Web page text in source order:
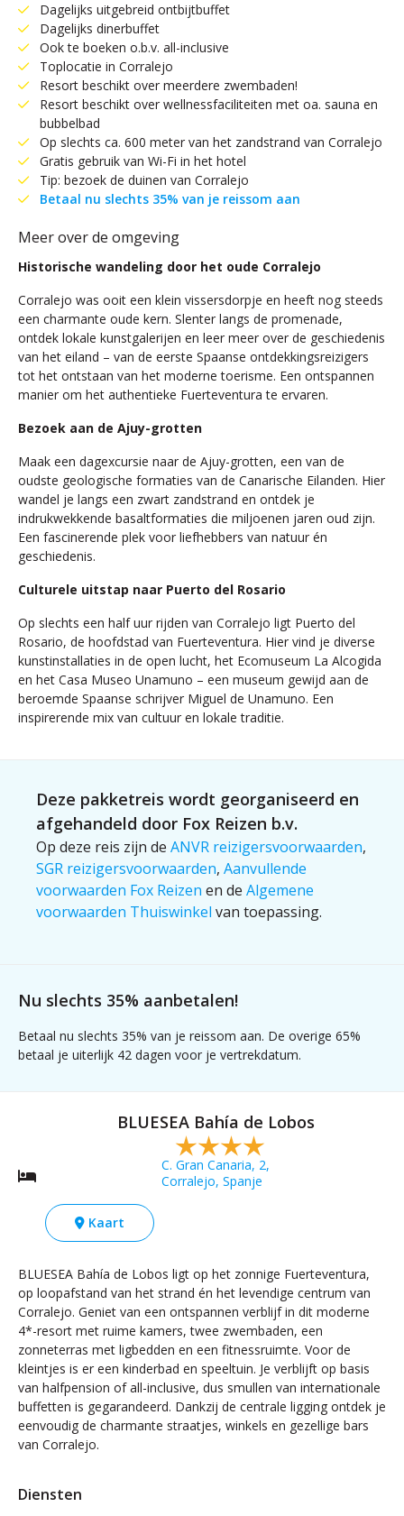
Dagelijks uitgebreid ontbijtbuffet
Dagelijks dinerbuffet
Ook te boeken o.b.v. all-inclusive
Toplocatie in Corralejo
Resort beschikt over meerdere zwembaden!
Resort beschikt over wellnessfaciliteiten met oa. sauna en
bubbelbad
Op slechts ca. 600 meter van het zandstrand van Corralejo
Gratis gebruik van Wi-Fi in het hotel
Tip: bezoek de duinen van Corralejo
Betaal nu slechts 35% van je reissom aan
Meer over de omgeving
Historische wandeling door het oude Corralejo
Corralejo was ooit een klein vissersdorpje en heeft nog steeds
een charmante oude kern. Slenter langs de promenade,
ontdek lokale kunstgalerijen en leer meer over de geschiedenis
van het eiland – van de eerste Spaanse ontdekkingsreizigers
tot het ontstaan van het moderne toerisme. Een ontspannen
manier om het authentieke Fuerteventura te ervaren.
Bezoek aan de Ajuy-grotten
Maak een dagexcursie naar de Ajuy-grotten, een van de
oudste geologische formaties van de Canarische Eilanden. Hier
wandel je langs een zwart zandstrand en ontdek je
indrukwekkende basaltformaties die miljoenen jaren oud zijn.
Een fascinerende plek voor liefhebbers van natuur én
geschiedenis.
Culturele uitstap naar Puerto del Rosario
Op slechts een half uur rijden van Corralejo ligt Puerto del
Rosario, de hoofdstad van Fuerteventura. Hier vind je diverse
kunstinstallaties in de open lucht, het Ecomuseum La Alcogida
en het Casa Museo Unamuno – een museum gewijd aan de
beroemde Spaanse schrijver Miguel de Unamuno. Een
inspirerende mix van cultuur en lokale traditie.
Deze pakketreis wordt georganiseerd en
afgehandeld door Fox Reizen b.v.
Op deze reis zijn de ANVR reizigersvoorwaarden,
SGR reizigersvoorwaarden, Aanvullende
voorwaarden Fox Reizen en de Algemene
voorwaarden Thuiswinkel van toepassing.
Nu slechts 35% aanbetalen!
Betaal nu slechts 35% van je reissom aan. De overige 65%
betaal je uiterlijk 42 dagen voor je vertrekdatum.
BLUESEA Bahía de Lobos
C. Gran Canaria, 2,
Corralejo, Spanje
Kaart
BLUESEA Bahía de Lobos ligt op het zonnige Fuerteventura,
op loopafstand van het strand én het levendige centrum van
Corralejo. Geniet van een ontspannen verblijf in dit moderne
4*-resort met ruime kamers, twee zwembaden, een
zonneterras met ligbedden en een fitnessruimte. Voor de
kleintjes is er een kinderbad en speeltuin. Je verblijft op basis
van halfpension of all-inclusive, dus smullen van internationale
buffetten is gegarandeerd. Dankzij de centrale ligging ontdek je
eenvoudig de charmante straatjes, winkels en gezellige bars
van Corralejo.
Diensten